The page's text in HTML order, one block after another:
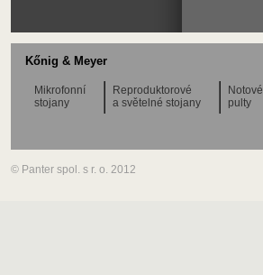
Kőnig & Meyer
Mikrofonní
stojany
Reproduktorové
a světelné stojany
Notové
pulty
© Panter spol. s r. o. 2012